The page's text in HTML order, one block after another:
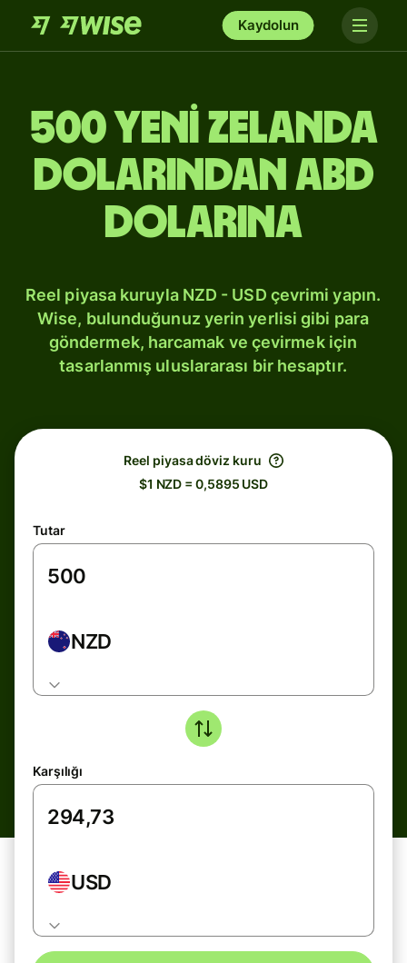
Kaydolun
500 Yeni Zelanda
dolarından ABD
dolarına
Reel piyasa kuruyla NZD - USD çevrimi yapın.
Wise, bulunduğunuz yerin yerlisi gibi para
göndermek, harcamak ve çevirmek için
tasarlanmış uluslararası bir hesaptır.
Reel piyasa döviz kuru
$1 NZD = 0,5895 USD
Tutar
NZD
Karşılığı
USD